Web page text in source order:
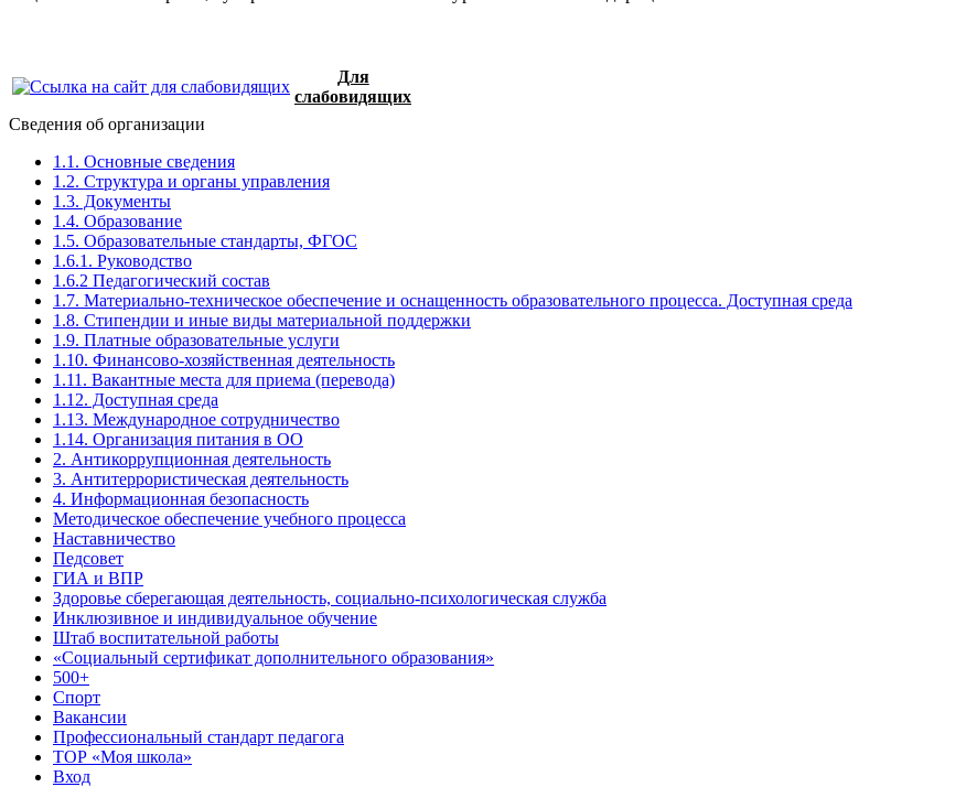
Для
слабовидящих
Сведения об организации
1.1. Основные сведения
1.2. Структура и органы управления
1.3. Документы
1.4. Образование
1.5. Образовательные стандарты, ФГОС
1.6.1. Руководство
1.6.2 Педагогический состав
1.7. Материально-техническое обеспечение и оснащенность образовательного процесса. Доступная среда
1.8. Стипендии и иные виды материальной поддержки
1.9. Платные образовательные услуги
1.10. Финансово-хозяйственная деятельность
1.11. Вакантные места для приема (перевода)
1.12. Доступная среда
1.13. Международное сотрудничество
1.14. Организация питания в ОО
2. Антикоррупционная деятельность
3. Антитеррористическая деятельность
4. Информационная безопасность
Методическое обеспечение учебного процесса
Наставничество
Педсовет
ГИА и ВПР
Здоровье сберегающая деятельность, социально-психологическая служба
Инклюзивное и индивидуальное обучение
Штаб воспитательной работы
«Социальный сертификат дополнительного образования»
500+
Спорт
Вакансии
Профессиональный стандарт педагога
ТОР «Моя школа»
Вход